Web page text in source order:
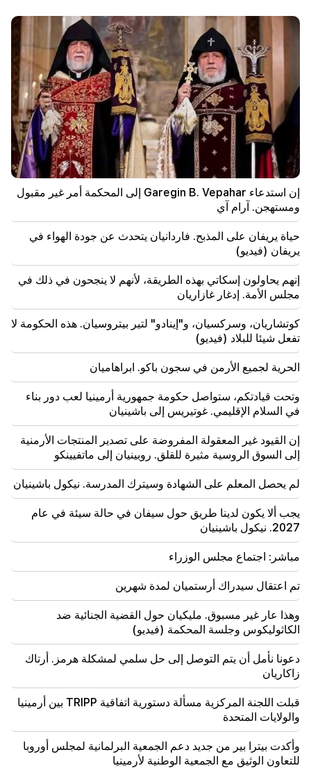
وشكر بيزشكيان الدول المجاورة على دعمها لإيران
22:58
وأصيب 13 راكبا على متن الطائرة. الهند
22:15
إن استدعاء Garegin B. Vepahar إلى المحكمة أمر غير
مقبول ومستهجن. آرام آي
22:09
اندلع حريق كبير في مكب للنفايات بالقرب من منطقة
سيليكيان في يريفان
21:48
كانت هناك تغييرات في خطوط الحافلات في يريفان
21:30
حياة يريفان على المذبح. فاردانيان يتحدث عن جودة الهواء
في يريفان (فيديو)
21:16
إنهم يحاولون إسكاتي بهذه الطريقة، لأنهم لا ينجحون في ذلك
في مجلس الأمة. إدغار غازاريان
20:30
كوتشاريان، وسركسيان، و"إينادو" لتير بيتروسيان. هذه
الحكومة لا تفعل شيئا للبلاد (فيديو)
20:05
اتهام جديد ضد جاجيك تساروكيان. ترامب يختار خليفته
(فيديو)
19:37 مهم
الحرية لجميع الأرمن في سجون باكو. ابراهاميان
19:28 مهم
وتحت قيادتكم، ستواصل حكومة جمهورية أرمينيا لعب دور
بناء في السلام الإقليمي. غوتيريس إلى باشينيان
18:35
روسيا مستعدة لمواصلة إدارة امتيازات السكك الحديدية
الأرمينية. أوفرتشوك
18:21
إن القيود غير المعقولة المفروضة على تصدير المنتجات
الأرمنية إلى السوق الروسية مثيرة للقلق. روبينيان إلى
ماتفيينكو
إن استدعاء Garegin B. Vepahar إلى المحكمة أمر غير مقبول
ومستهجن. آرام آي
حياة يريفان على المذبح. فاردانيان يتحدث عن جودة الهواء في
يريفان (فيديو)
إنهم يحاولون إسكاتي بهذه الطريقة، لأنهم لا ينجحون في ذلك في
مجلس الأمة. إدغار غازاريان
كوتشاريان، وسركسيان، و"إينادو" لتير بيتروسيان. هذه الحكومة لا
تفعل شيئا للبلاد (فيديو)
الحرية لجميع الأرمن في سجون باكو. ابراهاميان
وتحت قيادتكم، ستواصل حكومة جمهورية أرمينيا لعب دور بناء
في السلام الإقليمي. غوتيريس إلى باشينيان
إن القيود غير المعقولة المفروضة على تصدير المنتجات الأرمنية
إلى السوق الروسية مثيرة للقلق. روبينيان إلى ماتفيينكو
لم يحصل المعلم على الشهادة وسيترك المدرسة. نيكول باشينيان
يجب ألا يكون لدينا طريق حول سيفان في حالة سيئة في عام
2027. نيكول باشينيان
مباشر: اجتماع مجلس الوزراء
تم اعتقال سيدراك أرستميان لمدة شهرين
وهذا عار غير مسبوق. مليكيان حول القضية الجنائية ضد
الكاثوليكوس وجلسة المحكمة (فيديو)
دعونا نأمل أن يتم التوصل إلى حل سلمي لمشكلة هرمز. أرتاك
زاكاريان
قبلت اللجنة المركزية مسألة دستورية اتفاقية TRIPP بين أرمينيا
والولايات المتحدة
وأكدت بيترا بير من جديد دعم الجمعية البرلمانية لمجلس أوروبا
للتعاون الوثيق مع الجمعية الوطنية لأرمينيا